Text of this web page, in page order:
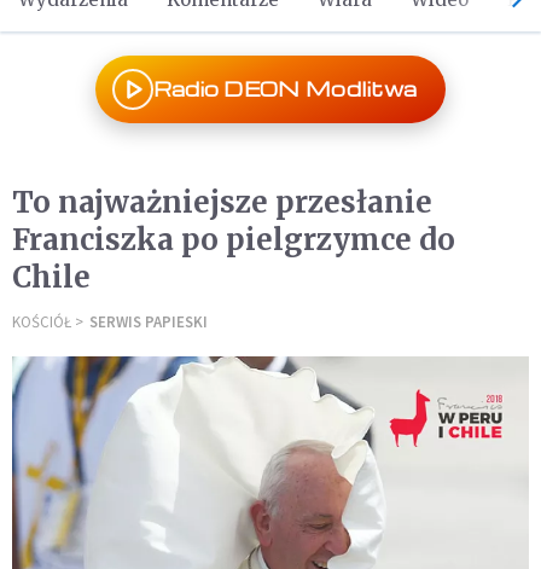
Radio DEON Modlitwa
To najważniejsze przesłanie
Franciszka po pielgrzymce do
Chile
KOŚCIÓŁ SERWIS PAPIESKI